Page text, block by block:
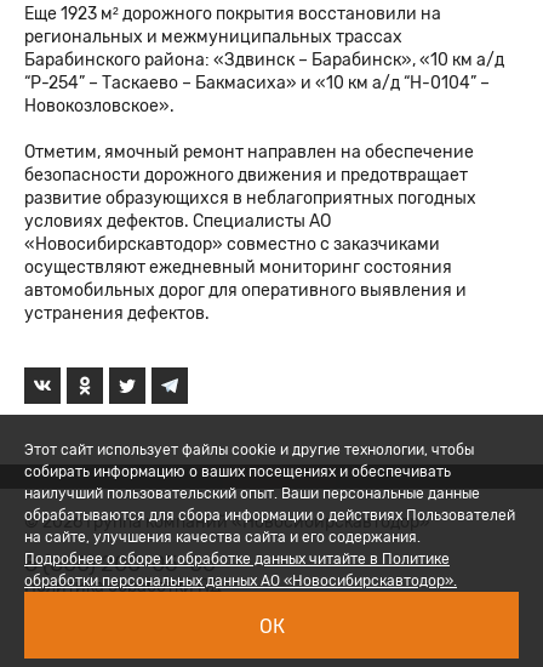
Еще 1923 м² дорожного покрытия восстановили на
региональных и межмуниципальных трассах
Барабинского района: «Здвинск – Барабинск», «10 км а/д
“Р-254” – Таскаево – Бакмасиха» и «10 км а/д “Н-0104” –
Новокозловское».
Отметим, ямочный ремонт направлен на обеспечение
безопасности дорожного движения и предотвращает
развитие образующихся в неблагоприятных погодных
условиях дефектов. Специалисты АО
«Новосибирскавтодор» совместно с заказчиками
осуществляют ежедневный мониторинг состояния
автомобильных дорог для оперативного выявления и
устранения дефектов.
© 2026 Группа компаний «Новосибирскавтодор»
8 (800) 200-05-06
Политика обработки ПД
Этот сайт использует файлы cookie и другие технологии, чтобы
собирать информацию о ваших посещениях и обеспечивать
наилучший пользовательский опыт. Ваши персональные данные
обрабатываются для сбора информации о действиях Пользователей
на сайте, улучшения качества сайта и его содержания.
Подробнее о сборе и обработке данных читайте в Политике
обработки персональных данных АО «Новосибирскавтодор».
ОК